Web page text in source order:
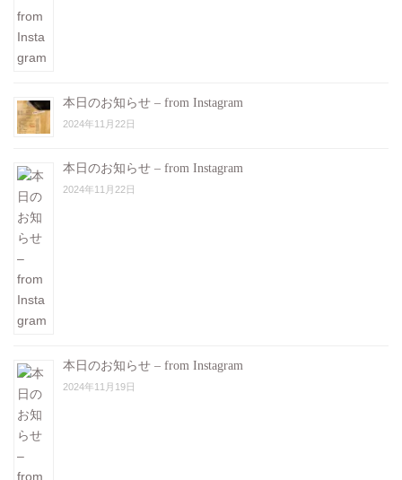
本日のお知らせ – from Instagram
2024年11月22日
本日のお知らせ – from Instagram
2024年11月22日
本日のお知らせ – from Instagram
2024年11月19日